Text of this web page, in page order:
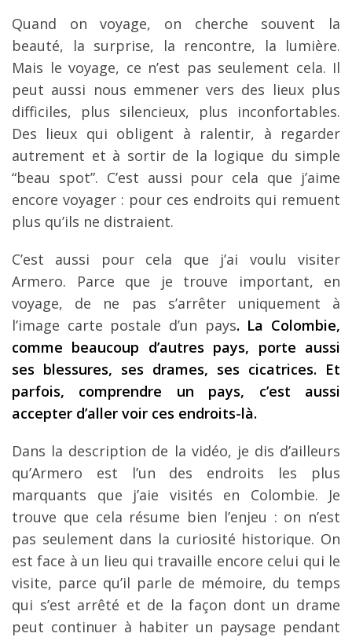
Quand on voyage, on cherche souvent la
beauté, la surprise, la rencontre, la lumière.
Mais le voyage, ce n’est pas seulement cela. Il
peut aussi nous emmener vers des lieux plus
difficiles, plus silencieux, plus inconfortables.
Des lieux qui obligent à ralentir, à regarder
autrement et à sortir de la logique du simple
“beau spot”. C’est aussi pour cela que j’aime
encore voyager : pour ces endroits qui remuent
plus qu’ils ne distraient.
C’est aussi pour cela que j’ai voulu visiter
Armero. Parce que je trouve important, en
voyage, de ne pas s’arrêter uniquement à
l’image carte postale d’un pays. La Colombie,
comme beaucoup d’autres pays, porte aussi
ses blessures, ses drames, ses cicatrices. Et
parfois, comprendre un pays, c’est aussi
accepter d’aller voir ces endroits-là.
Dans la description de la vidéo, je dis d’ailleurs
qu’Armero est l’un des endroits les plus
marquants que j’aie visités en Colombie. Je
trouve que cela résume bien l’enjeu : on n’est
pas seulement dans la curiosité historique. On
est face à un lieu qui travaille encore celui qui le
visite, parce qu’il parle de mémoire, du temps
qui s’est arrêté et de la façon dont un drame
peut continuer à habiter un paysage pendant